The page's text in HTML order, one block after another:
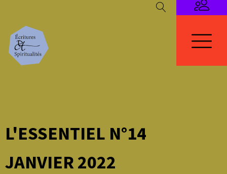
L'ESSENTIEL N°14
JANVIER 2022